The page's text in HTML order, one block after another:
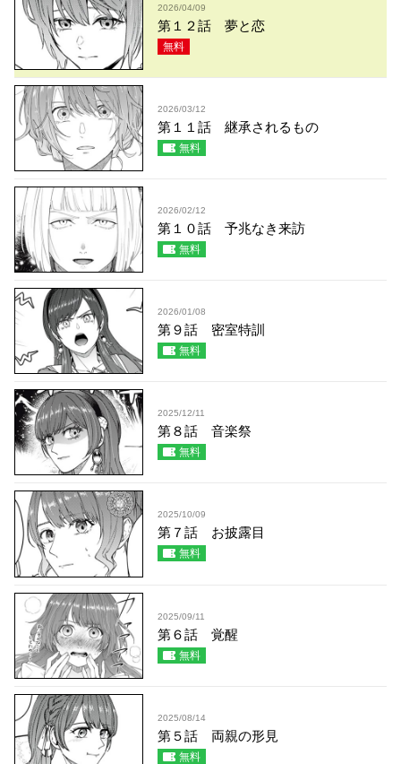
2026/04/09
第１２話 夢と恋
無料
2026/03/12
第１１話 継承されるもの
無料
2026/02/12
第１０話 予兆なき来訪
無料
2026/01/08
第９話 密室特訓
無料
2025/12/11
第８話 音楽祭
無料
2025/10/09
第７話 お披露目
無料
2025/09/11
第６話 覚醒
無料
2025/08/14
第５話 両親の形見
無料